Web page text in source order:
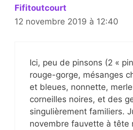
Fifitoutcourt
12 novembre 2019 à 12:40
Ici, peu de pinsons (2 «
rouge-gorge, mésanges
et bleues, nonnette,
corneilles noires, et des
singulièrement familiers.
novembre fauvette à tête